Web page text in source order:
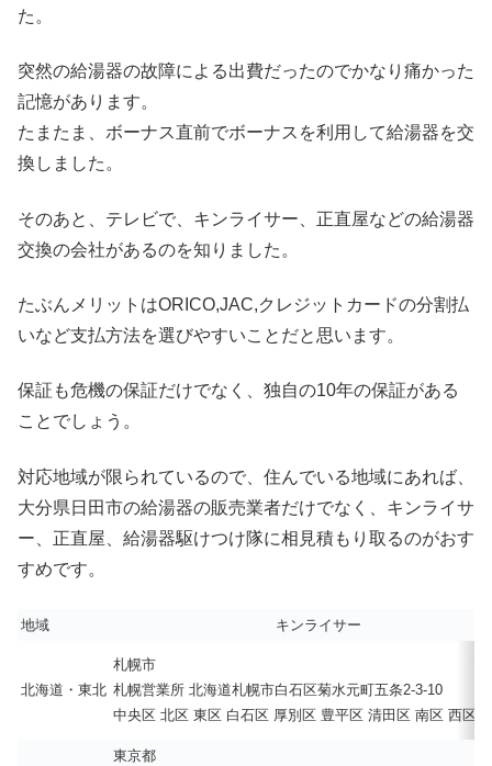
た。
突然の給湯器の故障による出費だったのでかなり痛かった
記憶があります。
たまたま、ボーナス直前でボーナスを利用して給湯器を交
換しました。
そのあと、テレビで、キンライサー、正直屋などの給湯器
交換の会社があるのを知りました。
たぶんメリットはORICO,JAC,クレジットカードの分割払
いなど支払方法を選びやすいことだと思います。
保証も危機の保証だけでなく、独自の10年の保証がある
ことでしょう。
対応地域が限られているので、住んでいる地域にあれば、
大分県日田市の給湯器の販売業者だけでなく、キンライサ
ー、正直屋、給湯器駆けつけ隊に相見積もり取るのがおす
すめです。
地域 キンライサー
北海道・東北
札幌市
札幌営業所 北海道札幌市白石区菊水元町五条2-3-10
中央区 北区 東区 白石区 厚別区 豊平区 清田区 南区 西区
東京都